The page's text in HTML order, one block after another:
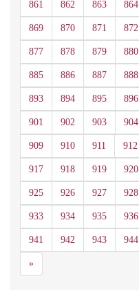
861 862 863 864
869 870 871 872
877 878 879 880
885 886 887 888
893 894 895 896
901 902 903 904
909 910 911 912
917 918 919 920
925 926 927 928
933 934 935 936
941 942 943 944
»Siguiente